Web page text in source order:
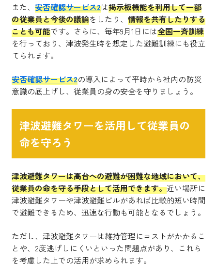
また、 安否確認サービス2は掲示板機能を利用して一部
の従業員と今後の議論をしたり、 情報を共有したりする
ことも可能です。さらに、毎年9月1日には全国一斉訓練
を行っており、津波発生時を想定した避難訓練にも役立
てられます。
安否確認サービス2の導入によって平時から社内の防災
意識の底上げし、従業員の身の安全を守りましょう。
津波避難タワーを活用して従業員の
命を守ろう
津波避難タワーは高台への避難が困難な地域において、
従業員の命を守る手段として活用できます。近い場所に
津波避難タワーや津波避難ビルがあれば比較的短い時間
で避難できるため、迅速な行動も可能となるでしょう。
ただし、津波避難タワーは維持管理にコストがかかるこ
とや、2度逃げしにくいといった問題点があり、これら
を考慮した上での活用が求められます。